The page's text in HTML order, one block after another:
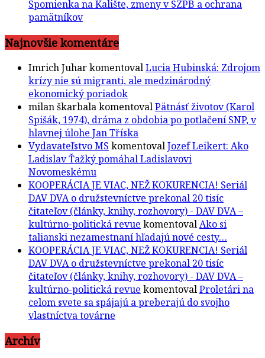
Spomienka na Kalište, zmeny v SZPB a ochrana
pamätníkov
Najnovšie komentáre
Imrich JuharkomentovalLucia Hubinská: Zdrojom
krízy nie sú migranti, ale medzinárodný
ekonomický poriadok
milan škarbalakomentovalPätnásť životov (Karol
Spišák, 1974), dráma z obdobia po potlačení SNP, v
hlavnej úlohe Jan Tříska
Vydavateľstvo MS komentovalJozef Leikert: Ako
Ladislav Ťažký pomáhal Ladislavovi
Novomeskému
KOOPERÁCIA JE VIAC, NEŽ KOKURENCIA! Seriál
DAV DVA o družstevníctve prekonal 20 tisíc
čitateľov (články, knihy, rozhovory) - DAV DVA –
kultúrno-politická revue komentovalAko si
talianski nezamestnaní hľadajú nové cesty…
KOOPERÁCIA JE VIAC, NEŽ KOKURENCIA! Seriál
DAV DVA o družstevníctve prekonal 20 tisíc
čitateľov (články, knihy, rozhovory) - DAV DVA –
kultúrno-politická revue komentovalProletári na
celom svete sa spájajú a preberajú do svojho
vlastníctva továrne
Archív